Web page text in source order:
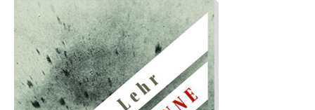
Schauplätze und machen den Roman zum
westöstlichen Diwan unserer Tage.